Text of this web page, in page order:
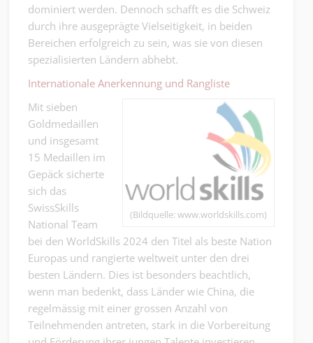
dominiert werden. Dennoch schafft es die Schweiz
durch ihre ausgeprägte Vielseitigkeit, in beiden
Bereichen erfolgreich zu sein, was sie von diesen
spezialisierten Ländern abhebt.
Internationale Anerkennung und Rangliste
(Bildquelle: www.worldskills.com)
Mit sieben
Goldmedaillen
und insgesamt
15 Medaillen im
Gepäck sicherte
sich das
SwissSkills
National Team
bei den WorldSkills 2024 den Titel als beste Nation
Europas und rangierte weltweit unter den drei
besten Ländern. Dies ist besonders beachtlich,
wenn man bedenkt, dass Länder wie China, die
regelmässig mit einer grossen Anzahl von
Teilnehmenden antreten, stark in die Vorbereitung